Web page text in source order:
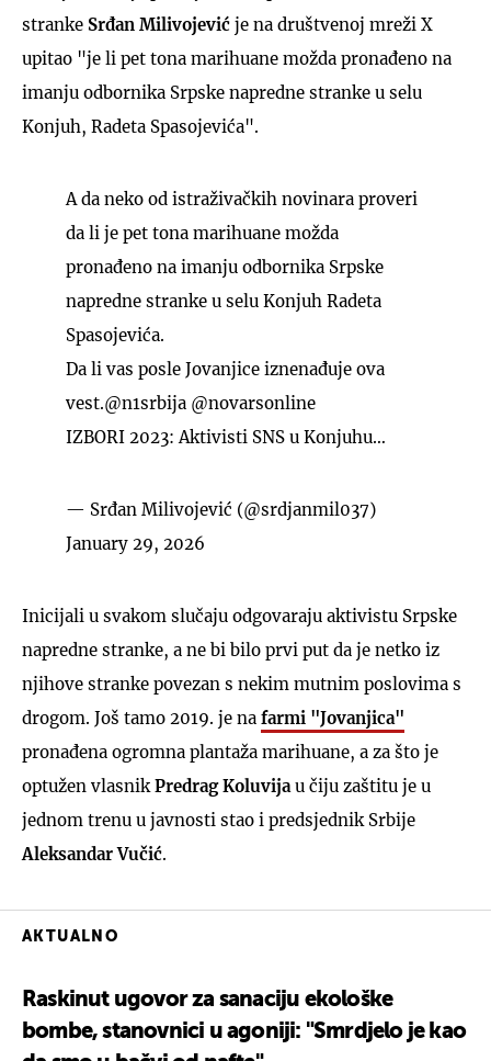
stranke Srđan Milivojević je na društvenoj mreži X
upitao "je li pet tona marihuane možda pronađeno na
imanju odbornika Srpske napredne stranke u selu
Konjuh, Radeta Spasojevića".
A da neko od istraživačkih novinara proveri
da li je pet tona marihuane možda
pronađeno na imanju odbornika Srpske
napredne stranke u selu Konjuh Radeta
Spasojevića.
Da li vas posle Jovanjice iznenađuje ova
vest.@n1srbija @novarsonline
IZBORI 2023: Aktivisti SNS u Konjuhu…
— Srđan Milivojević (@srdjanmil037)
January 29, 2026
Inicijali u svakom slučaju odgovaraju aktivistu Srpske
napredne stranke, a ne bi bilo prvi put da je netko iz
njihove stranke povezan s nekim mutnim poslovima s
drogom. Još tamo 2019. je na farmi "Jovanjica"
pronađena ogromna plantaža marihuane, a za što je
optužen vlasnik Predrag Koluvija u čiju zaštitu je u
jednom trenu u javnosti stao i predsjednik Srbije
Aleksandar Vučić.
AKTUALNO
Raskinut ugovor za sanaciju ekološke
bombe, stanovnici u agoniji: "Smrdjelo je kao